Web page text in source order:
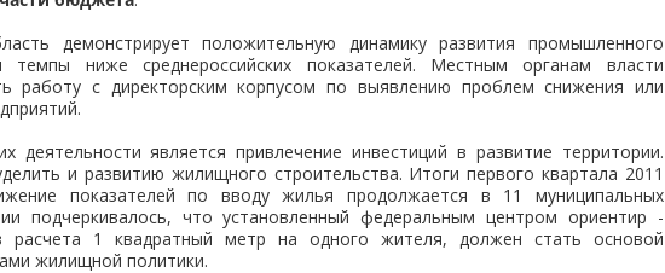
демонстрирует положительную динамику развития промышленного
темпы ниже среднероссийских показателей. Местным органам власти
работу с директорским корпусом по выявлению проблем снижения или
деятельности является привлечение инвестиций в развитие территории.
и развитию жилищного строительства. Итоги первого квартала 2011
показателей по вводу жилья продолжается в 11 муниципальных
подчеркивалось, что установленный федеральным центром ориентир -
1 квадратный метр на одного жителя, должен стать основой
жилищной политики.